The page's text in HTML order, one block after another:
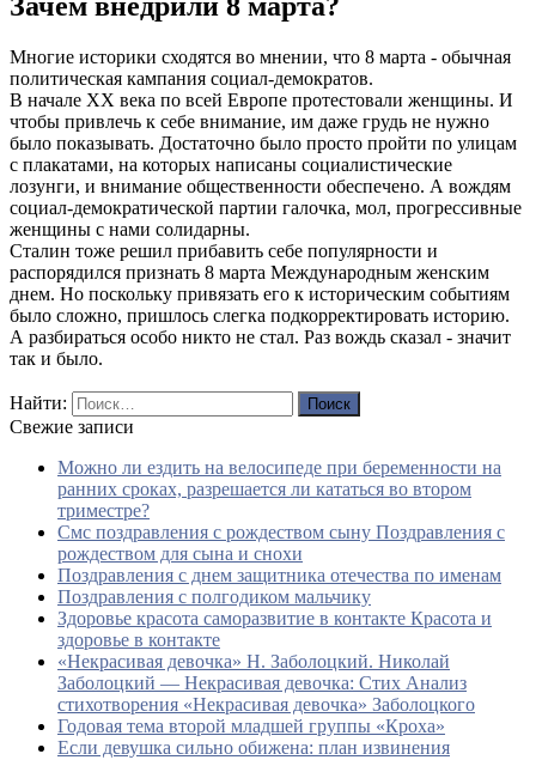
Зачем внедрили 8 марта?
Многие историки сходятся во мнении, что 8 марта - обычная
политическая кампания социал-демократов.
В начале XX века по всей Европе протестовали женщины. И
чтобы привлечь к себе внимание, им даже грудь не нужно
было показывать. Достаточно было просто пройти по улицам
с плакатами, на которых написаны социалистические
лозунги, и внимание общественности обеспечено. А вождям
социал-демократической партии галочка, мол, прогрессивные
женщины с нами солидарны.
Сталин тоже решил прибавить себе популярности и
распорядился признать 8 марта Международным женским
днем. Но поскольку привязать его к историческим событиям
было сложно, пришлось слегка подкорректировать историю.
А разбираться особо никто не стал. Раз вождь сказал - значит
так и было.
Найти:
Свежие записи
Можно ли ездить на велосипеде при беременности на
ранних сроках, разрешается ли кататься во втором
триместре?
Смс поздравления с рождеством сыну Поздравления с
рождеством для сына и снохи
Поздравления с днем защитника отечества по именам
Поздравления с полгодиком мальчику
Здоровье красота саморазвитие в контакте Красота и
здоровье в контакте
«Некрасивая девочка» Н. Заболоцкий. Николай
Заболоцкий — Некрасивая девочка: Стих Анализ
стихотворения «Некрасивая девочка» Заболоцкого
Годовая тема второй младшей группы «Кроха»
Если девушка сильно обижена: план извинения